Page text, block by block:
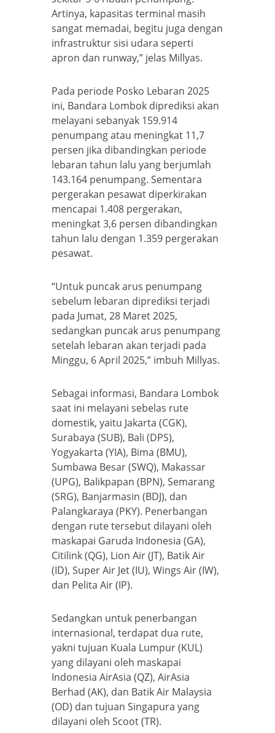
Artinya, kapasitas terminal masih
sangat memadai, begitu juga dengan
infrastruktur sisi udara seperti
apron dan runway,” jelas Millyas.
Pada periode Posko Lebaran 2025
ini, Bandara Lombok diprediksi akan
melayani sebanyak 159.914
penumpang atau meningkat 11,7
persen jika dibandingkan periode
lebaran tahun lalu yang berjumlah
143.164 penumpang. Sementara
pergerakan pesawat diperkirakan
mencapai 1.408 pergerakan,
meningkat 3,6 persen dibandingkan
tahun lalu dengan 1.359 pergerakan
pesawat.
“Untuk puncak arus penumpang
sebelum lebaran diprediksi terjadi
pada Jumat, 28 Maret 2025,
sedangkan puncak arus penumpang
setelah lebaran akan terjadi pada
Minggu, 6 April 2025,” imbuh Millyas.
Sebagai informasi, Bandara Lombok
saat ini melayani sebelas rute
domestik, yaitu Jakarta (CGK),
Surabaya (SUB), Bali (DPS),
Yogyakarta (YIA), Bima (BMU),
Sumbawa Besar (SWQ), Makassar
(UPG), Balikpapan (BPN), Semarang
(SRG), Banjarmasin (BDJ), dan
Palangkaraya (PKY). Penerbangan
dengan rute tersebut dilayani oleh
maskapai Garuda Indonesia (GA),
Citilink (QG), Lion Air (JT), Batik Air
(ID), Super Air Jet (IU), Wings Air (IW),
dan Pelita Air (IP).
Sedangkan untuk penerbangan
internasional, terdapat dua rute,
yakni tujuan Kuala Lumpur (KUL)
yang dilayani oleh maskapai
Indonesia AirAsia (QZ), AirAsia
Berhad (AK), dan Batik Air Malaysia
(OD) dan tujuan Singapura yang
dilayani oleh Scoot (TR).